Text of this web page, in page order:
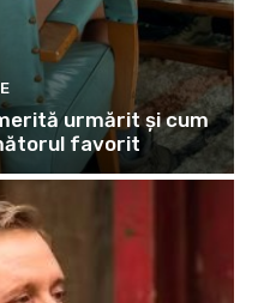
urmărit și cum
favorit